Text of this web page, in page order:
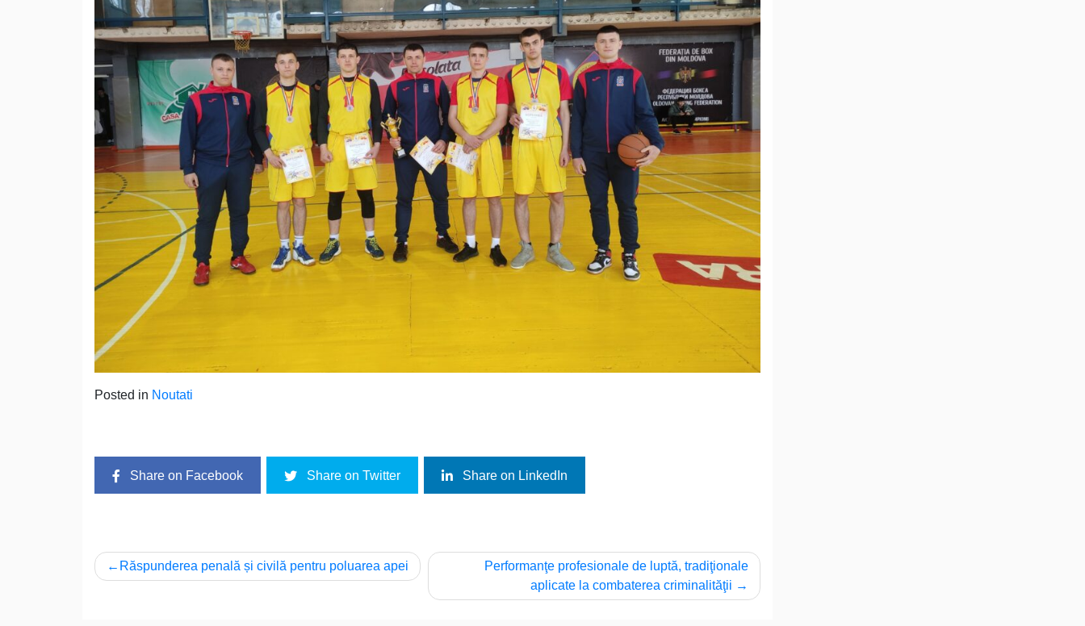
Posted in Noutati
Share on Facebook Share on Twitter Share on LinkedIn
PostRăspunderea penală și civilă pentru poluarea apei
Performanţe profesionale de luptă, tradiţionale
aplicate la combaterea criminalităţii